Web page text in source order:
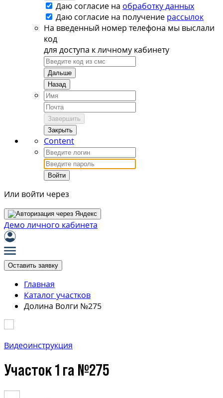
Даю согласие на обработку данных
Даю согласие на получение рассылок
На введенный номер телефона мы выслали
код
для доступа к личному кабинету
Дальше
Назад
Завершить
Закрыть
Content
Войти
Или войти через
Демо личного кабинета
Оставить заявку
Главная
Каталог участков
Долина Волги №275
Видеоинструкция
Участок 1 га №275